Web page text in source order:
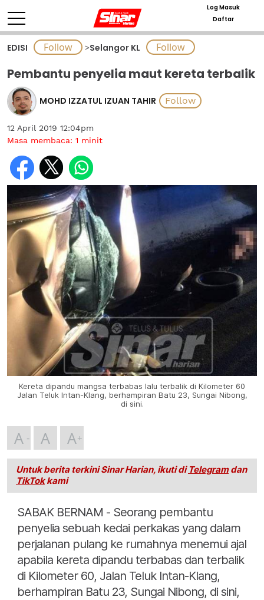
Log Masuk
Daftar
EDISI >Selangor KL
Pembantu penyelia maut kereta terbalik
MOHD IZZATUL IZUAN TAHIR
12 April 2019 12:04pm
Masa membaca: 1 minit
Kereta dipandu mangsa terbabas lalu terbalik di Kilometer 60
Jalan Teluk Intan-Klang, berhampiran Batu 23, Sungai Nibong,
di sini.
A A A
Untuk berita terkini Sinar Harian, ikuti di Telegramdan
TikTokkami
SABAK BERNAM - Seorang pembantu
penyelia sebuah kedai perkakas yang dalam
perjalanan pulang ke rumahnya menemui ajal
apabila kereta dipandu terbabas dan terbalik
di Kilometer 60, Jalan Teluk Intan-Klang,
berhampiran Batu 23, Sungai Nibong, di sini,